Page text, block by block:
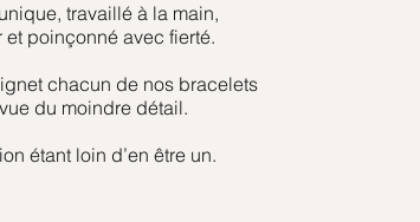
travaillé à la main,
poinçonné avec fierté.
chacun de nos bracelets
du moindre détail.
étant loin d’en être un.